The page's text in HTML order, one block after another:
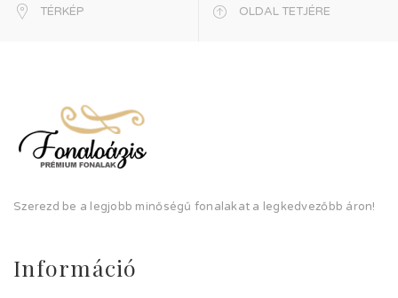
TÉRKÉP OLDAL TETJÉRE
Szerezd be a legjobb minőségű fonalakat a legkedvezőbb áron!
Információ